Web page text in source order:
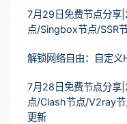
7月29日免费节点分
点/Singbox节点/SSR
解锁网络自由：自定
7月28日免费节点分
点/Clash节点/V2ray
更新